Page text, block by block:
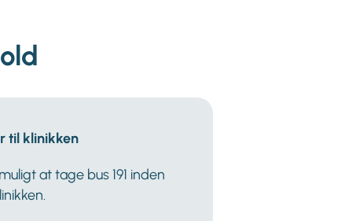
til klinikken
at tage bus 191 inden